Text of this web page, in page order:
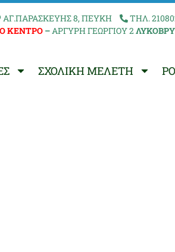
ΑΓ.ΠΑΡΑΣΚΕΥΗΣ 8, ΠΕΥΚΗ ΤΗΛ.
ΚΕΝΤΡΟ –ΑΡΓΥΡΗ ΓΕΩΡΓΙΟΥ 2
ΣΧΟΛΙΚΗ ΜΕΛΕΤΗ